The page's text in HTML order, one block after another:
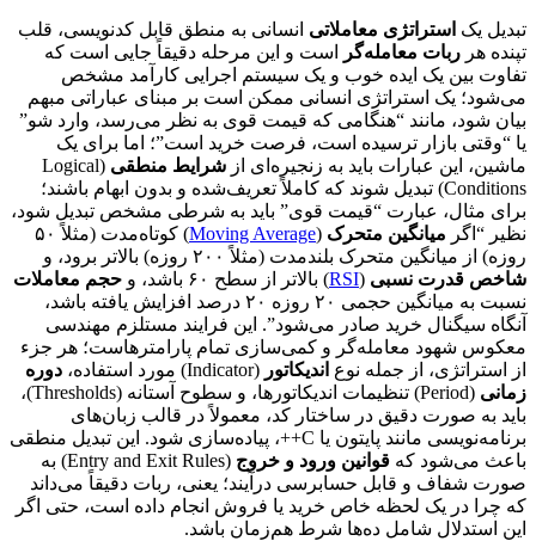
تبدیل یک استراتژی معاملاتی انسانی به منطق قابل کدنویسی، قلب
تپنده هر ربات معامله‌گر
است و این مرحله دقیقاً جایی است که
تفاوت بین یک ایده خوب و یک سیستم اجرایی کارآمد مشخص
می‌شود؛ یک استراتژی انسانی ممکن است بر مبنای عباراتی مبهم
بیان شود، مانند “هنگامی که قیمت قوی به نظر می‌رسد، وارد شو”
یا “وقتی بازار ترسیده است، فرصت خرید است”؛ اما برای یک
ماشین، این عبارات باید به زنجیره‌ای از شرایط منطقی
(Logical
Conditions) تبدیل شوند که کاملاً تعریف‌شده و بدون ابهام باشند؛
برای مثال، عبارت “قیمت قوی” باید به شرطی مشخص تبدیل شود،
نظیر “اگر میانگین متحرک (
Moving Average
) کوتاه‌مدت (مثلاً ۵۰
روزه) از میانگین متحرک بلندمدت (مثلاً ۲۰۰ روزه) بالاتر برود، و
شاخص قدرت نسبی (
RSI) بالاتر از سطح ۶۰ باشد، و
حجم معاملات
نسبت به میانگین حجمی ۲۰ روزه ۲۰ درصد افزایش یافته باشد،
آنگاه سیگنال خرید صادر می‌شود”. این فرایند مستلزم مهندسی
معکوس شهود معامله‌گر و کمی‌سازی تمام پارامترهاست؛ هر جزء
از استراتژی، از جمله نوع اندیکاتور (Indicator) مورد استفاده،
دوره
زمانی
(Period) تنظیمات اندیکاتورها، و سطوح آستانه (Thresholds)،
باید به صورت دقیق در ساختار کد، معمولاً در قالب زبان‌های
برنامه‌نویسی مانند پایتون یا C++، پیاده‌سازی شود. این تبدیل منطقی
باعث می‌شود که قوانین ورود و خروج
(Entry and Exit Rules) به
صورت شفاف و قابل حسابرسی درآیند؛ یعنی، ربات دقیقاً می‌داند
که چرا در یک لحظه خاص خرید یا فروش انجام داده است، حتی اگر
این استدلال شامل ده‌ها شرط هم‌زمان باشد.